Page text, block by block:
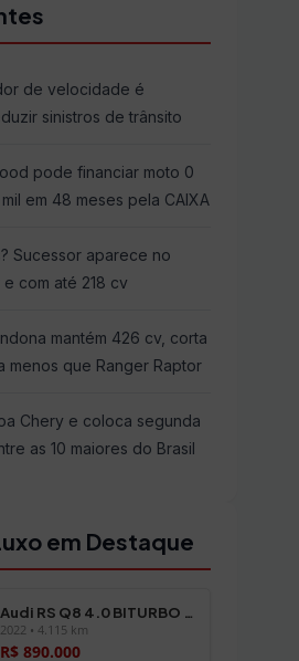
de velocidade é
sinistros de trânsito
pode financiar moto 0
em 48 meses pela CAIXA
Sucessor aparece no
e com até 218 cv
mantém 426 cv, corta
menos que Ranger Raptor
Chery e coloca segunda
as 10 maiores do Brasil
em Destaque
Audi RS Q8 4.0 BITURBO FSI
2022 • 4.115 km
R$ 890.000